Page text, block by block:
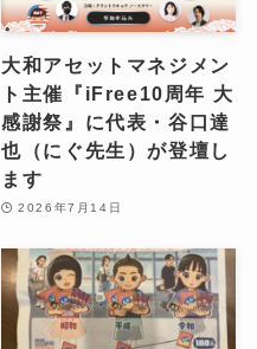
大和アセットマネジメン
ト主催『iFree10周年 大
感謝祭』に代表・谷口達
也（にぐ先生）が登壇し
ます
2026年7月14日